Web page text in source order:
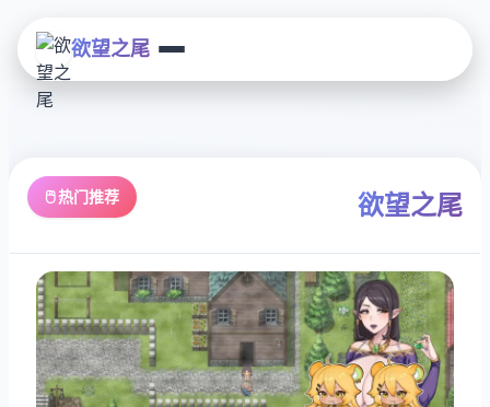
欲望之尾
🖱️ 热门推荐 欲望之尾